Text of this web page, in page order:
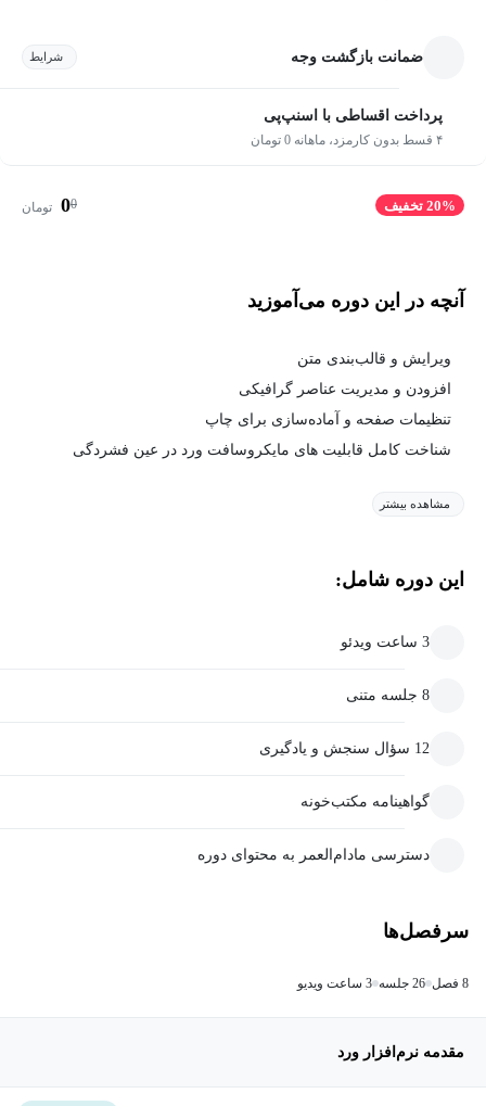
ضمانت بازگشت وجه شرایط
پرداخت اقساطی با اسنپ‌پی
۴ قسط بدون کارمزد، ماهانه 0 تومان
20% تخفیف 0
0 تومان
آنچه در این دوره می‌آموزید
ویرایش و قالب‌بندی متن
افزودن و مدیریت عناصر گرافیکی
تنظیمات صفحه و آماده‌سازی برای چاپ
شناخت کامل قابلیت های مایکروسافت ورد در عین فشردگی
مشاهده بیشتر
این دوره شامل:
3 ساعت ویدئو
8 جلسه متنی
12 سؤال سنجش و یادگیری
گواهینامه مکتب‌خونه
دسترسی مادام‌العمر به محتوای دوره
سرفصل‌ها
8 فصل 26 جلسه 3 ساعت ویدیو
مقدمه نرم‌افزار ورد